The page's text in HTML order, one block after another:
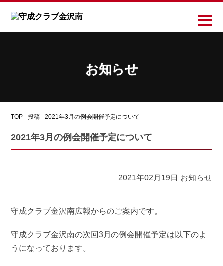
お知らせ
TOP 投稿 2021年3月の例会開催予定について
2021年3月の例会開催予定について
2021年02月19日 お知らせ
守成クラブ金沢南広報からのご案内です。
守成クラブ金沢南の次回3月の例会開催予定は以下のよ
うになっております。